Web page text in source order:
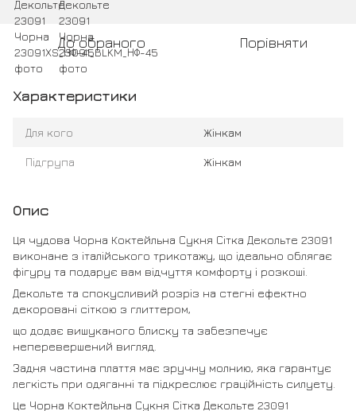
До обраного Порівняти
Характеристики
Для кого Жінкам
Підгрупа Жінкам
Опис
Ця чудова Чорна Коктейльна Сукня Сітка Декольте 23091
виконане з італійського трикотажу, що ідеально облягає
фігуру та подарує вам відчуття комфорту і розкоші.
Декольте та спокусливий розріз на стегні ефектно
декоровані сіткою з глиттером,
що додає вишуканого блиску та забезпечує
неперевершений вигляд.
Задня частина плаття має зручну молнию, яка гарантує
легкість при одяганні та підкреслює граційність силуету.
Це Чорна Коктейльна Сукня Сітка Декольте 23091